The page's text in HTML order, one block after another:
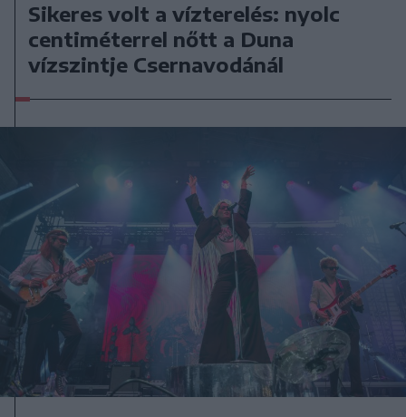
Sikeres volt a vízterelés: nyolc
centiméterrel nőtt a Duna
vízszintje Csernavodánál